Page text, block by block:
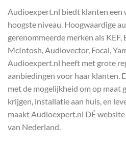
Audioexpert.nl biedt klanten een
hoogste niveau. Hoogwaardige
gerenommeerde merken als KEF,
McIntosh, Audiovector, Focal,
Audioexpert.nl heeft met grote
aanbiedingen voor haar klanten.
met de mogelijkheid om op maat
krijgen, installatie aan huis, en
maakt Audioexpert.nl DÉ
van Nederland.